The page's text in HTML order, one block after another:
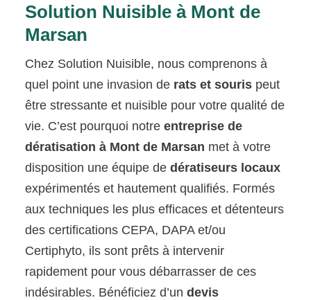
Solution Nuisible à Mont de
Marsan
Chez Solution Nuisible, nous comprenons à
quel point une invasion de rats et souris peut
être stressante et nuisible pour votre qualité de
vie. C’est pourquoi notreentreprise de
dératisation à Mont de Marsan met à votre
disposition une équipe dedératiseurs locaux
expérimentés et hautement qualifiés. Formés
aux techniques les plus efficaces et détenteurs
des certifications CEPA, DAPA et/ou
Certiphyto, ils sont prêts à intervenir
rapidement pour vous débarrasser de ces
indésirables. Bénéficiez d’undevis